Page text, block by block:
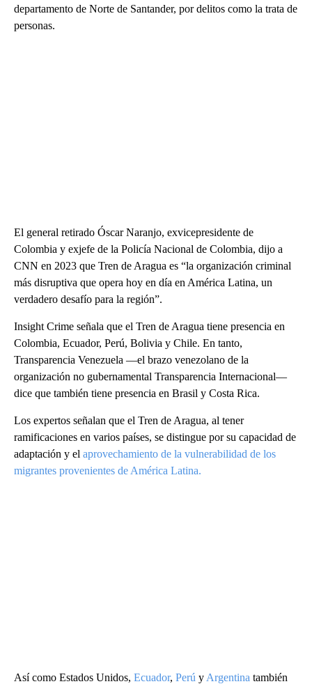
departamento de Norte de Santander, por delitos como la trata de
personas.
El general retirado Óscar Naranjo, exvicepresidente de
Colombia y exjefe de la Policía Nacional de Colombia, dijo a
CNN en 2023 que Tren de Aragua es “la organización criminal
más disruptiva que opera hoy en día en América Latina, un
verdadero desafío para la región”.
Insight Crime señala que el Tren de Aragua tiene presencia en
Colombia, Ecuador, Perú, Bolivia y Chile. En tanto,
Transparencia Venezuela —el brazo venezolano de la
organización no gubernamental Transparencia Internacional—
dice que también tiene presencia en Brasil y Costa Rica.
Los expertos señalan que el Tren de Aragua, al tener
ramificaciones en varios países, se distingue por su capacidad de
adaptación y el aprovechamiento de la vulnerabilidad de los
migrantes provenientes de América Latina.
Así como Estados Unidos, Ecuador, Perú y Argentina también